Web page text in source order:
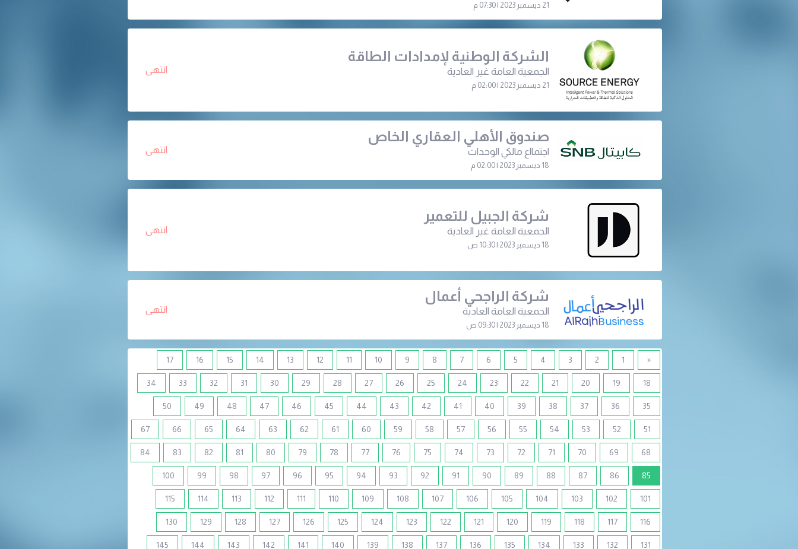
21 ديسمبر 2023 | 07:30 م
الشركة الوطنية لإمدادات الطاقة
الجمعية العامة غير العادية
21 ديسمبر 2023 | 02:00 م
انتهى
صندوق الأهلي العقاري الخاص
اجتمااع مالكي الوحدات
18 ديسمبر 2023 | 02:00 م
انتهى
شركة الجبيل للتعمير
الجمعية العامة غير العادية
18 ديسمبر 2023 | 10:30 ص
انتهى
شركة الراجحي أعمال
الجمعية العامة العادية
18 ديسمبر 2023 | 09:30 ص
انتهى
«
1
2
3
4
5
6
7
8
9
10
11
12
13
14
15
16
17
18
19
20
21
22
23
24
25
26
27
28
29
30
31
32
33
34
35
36
37
38
39
40
41
42
43
44
45
46
47
48
49
50
51
52
53
54
55
56
57
58
59
60
61
62
63
64
65
66
67
68
69
70
71
72
73
74
75
76
77
78
79
80
81
82
83
84
85
(current)
86
87
88
89
90
91
92
93
94
95
96
97
98
99
100
101
102
103
104
105
106
107
108
109
110
111
112
113
114
115
116
117
118
119
120
121
122
123
124
125
126
127
128
129
130
131
132
133
134
135
136
137
138
139
140
141
142
143
144
145